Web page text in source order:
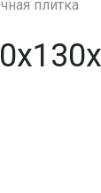
плитка